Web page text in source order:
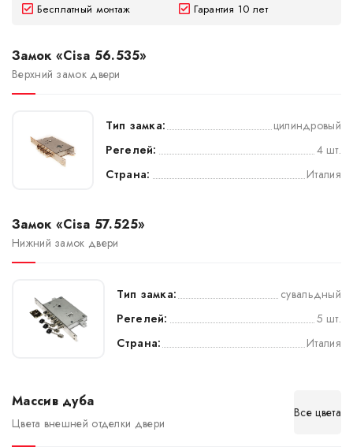
Бесплатный монтаж
Гарантия 10 лет
Замок «Cisa 56.535»
Верхний замок двери
Тип замка:
цилиндровый
Регелей:
4 шт.
Страна:
Италия
Замок «Cisa 57.525»
Нижний замок двери
Тип замка:
сувальдный
Регелей:
5 шт.
Страна:
Италия
Массив дуба
Цвета внешней отделки двери
Все цвета